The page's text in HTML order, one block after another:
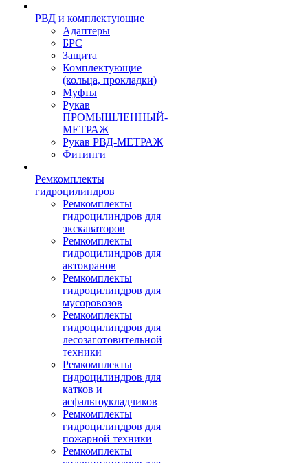
РВД и комплектующие
Адаптеры
БРС
Защита
Комплектующие
(кольца, прокладки)
Муфты
Рукав
ПРОМЫШЛЕННЫЙ-
МЕТРАЖ
Рукав РВД-МЕТРАЖ
Фитинги
Ремкомплекты
гидроцилиндров
Ремкомплекты
гидроцилиндров для
экскаваторов
Ремкомплекты
гидроцилиндров для
автокранов
Ремкомплекты
гидроцилиндров для
мусоровозов
Ремкомплекты
гидроцилиндров для
лесозаготовительной
техники
Ремкомплекты
гидроцилиндров для
катков и
асфальтоукладчиков
Ремкомплекты
гидроцилиндров для
пожарной техники
Ремкомплекты